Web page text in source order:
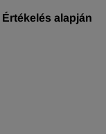
Értékelés alapján